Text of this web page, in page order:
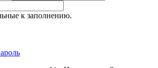
к заполнению.